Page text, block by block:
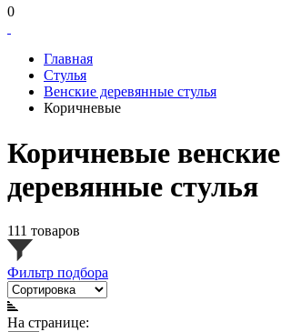
0
Главная
Стулья
Венские деревянные стулья
Коричневые
Коричневые венские
деревянные стулья
111 товаров
Фильтр подбора
На странице: